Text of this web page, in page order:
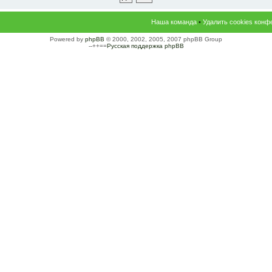
Наша команда • Удалить cookies
Powered by phpBB © 2000, 2002, 2005, 2007 phpBB Group
--++==Русская поддержка phpBB